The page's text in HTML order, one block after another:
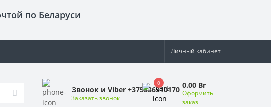
по Беларуси
Личный кабинет
Звонок и Viber +375336310170
Заказать звонок
0 0.00 Br
Оформить
заказ